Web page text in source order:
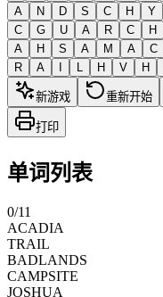
A
N D S C H Y
C
G U A R C H
A
H S A M A C
R
A I L H V H
新游戏 重新开始
打印
单词列表
0/11
ACADIA
TRAIL
BADLANDS
CAMPSITE
JOSHUA